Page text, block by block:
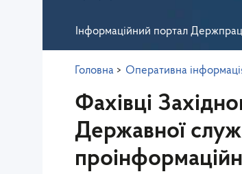
Інформаційний портал
Головна > Оперативна
Фахівці
Державної